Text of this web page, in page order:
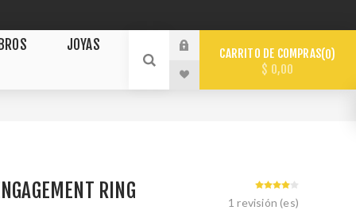
JOYAS
CARRITO DE COMPRAS 0
$ 0,00
RING
1 revisión (es)